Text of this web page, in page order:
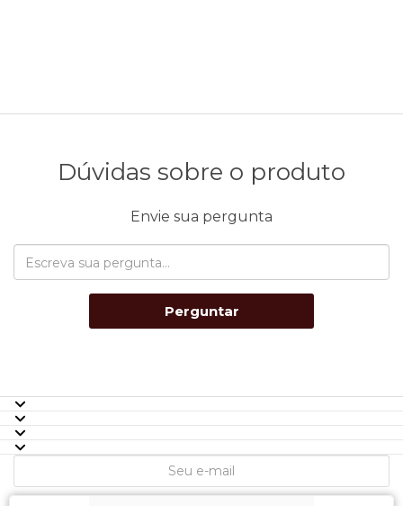
Dúvidas sobre o produto
Envie sua pergunta
Perguntar